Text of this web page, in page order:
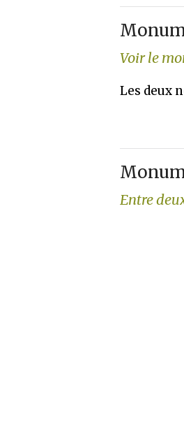
Voir le
Les deux
Entre